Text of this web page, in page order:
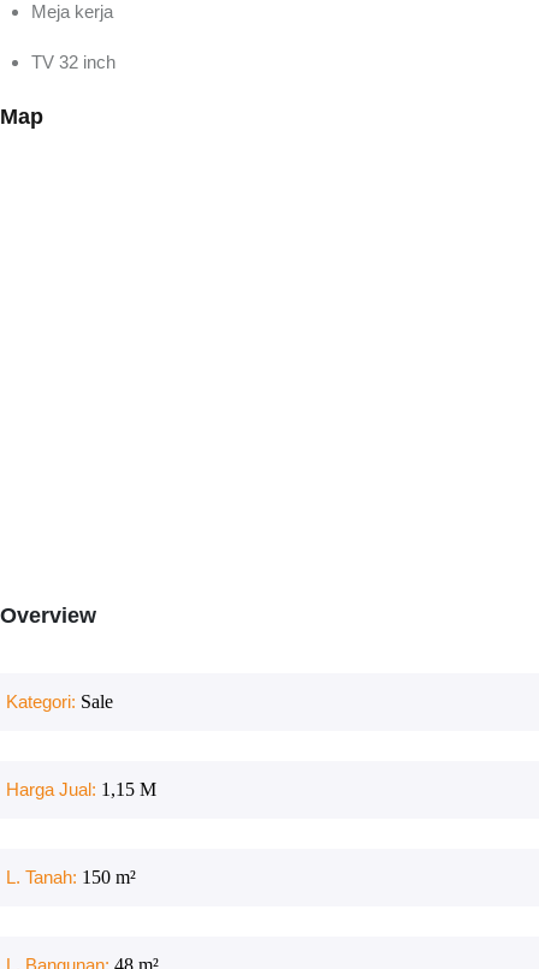
Meja kerja
TV 32 inch
Map
Overview
Kategori: Sale
Harga Jual: 1,15 M
L. Tanah: 150 m²
L. Bangunan: 48 m²